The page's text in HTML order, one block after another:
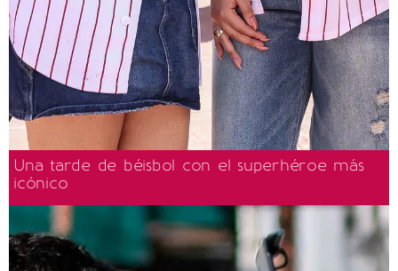
Una tarde de béisbol con el superhéroe más
icónico